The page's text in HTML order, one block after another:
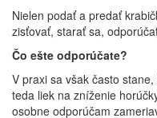
Nielen podať a predať
zisťovať, starať sa,
Čo ešte odporúčate?
V praxi sa však často
teda liek na zníženie
osobne odporúčam